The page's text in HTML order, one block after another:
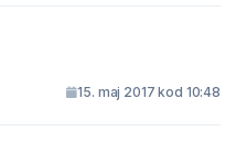
15. maj 2017 kod 10:48